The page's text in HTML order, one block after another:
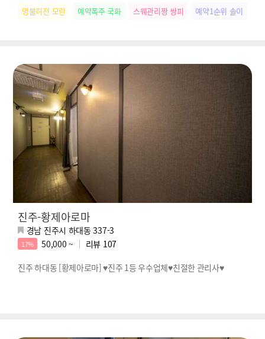
명불허전 모란 예약폭주 국화 스웨관리짱 쌍피 예약1순위 솔이
진주-황제아로마
경남 진주시 하대동 337-3
17% 50,000 ~ 리뷰 107
진주 하대동 [황제아로마] ♥진주 1등 우수업체♥친절한 관리사♥